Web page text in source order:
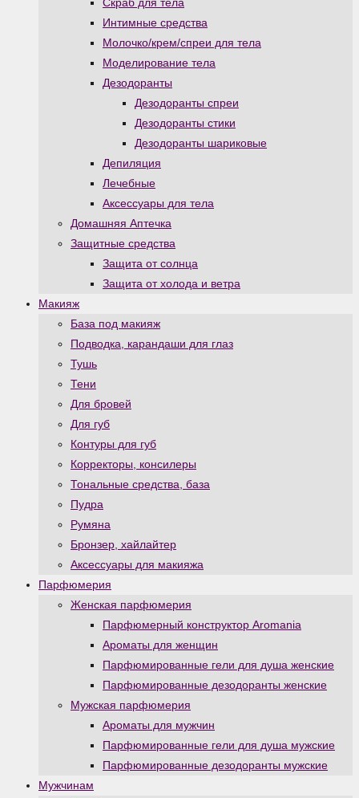
Интимные средства
Молочко/крем/спреи для тела
Моделирование тела
Дезодоранты
Дезодоранты спреи
Дезодоранты стики
Дезодоранты шариковые
Депиляция
Лечебные
Аксессуары для тела
Домашняя Аптечка
Защитные средства
Защита от солнца
Защита от холода и ветра
Макияж
База под макияж
Подводка, карандаши для глаз
Тушь
Тени
Для бровей
Для губ
Контуры для губ
Корректоры, консилеры
Тональные средства, база
Пудра
Румяна
Бронзер, хайлайтер
Аксессуары для макияжа
Парфюмерия
Женская парфюмерия
Парфюмерный конструктор Aromania
Ароматы для женщин
Парфюмированные гели для душа женские
Парфюмированные дезодоранты женские
Мужская парфюмерия
Ароматы для мужчин
Парфюмированные гели для душа мужские
Парфюмированные дезодоранты мужские
Мужчинам